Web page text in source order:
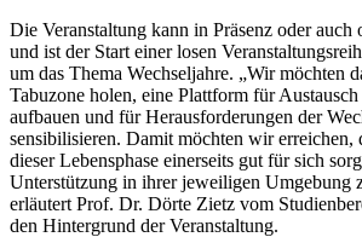
Die Veranstaltung kann in Präsenz oder auch
und ist der Start einer losen
um das Thema Wechseljahre. „Wir möchten
Tabuzone holen, eine Plattform für
aufbauen und für Herausforderungen der
sensibilisieren. Damit möchten wir erreichen,
dieser Lebensphase einerseits gut für sich
Unterstützung in ihrer jeweiligen Umgebung
erläutert Prof. Dr. Dörte Zietz vom
den Hintergrund der Veranstaltung.